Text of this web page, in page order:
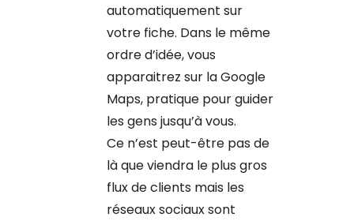
automatiquement sur
votre fiche. Dans le même
ordre d’idée, vous
apparaitrez sur la Google
Maps, pratique pour guider
les gens jusqu’à vous.
Ce n’est peut-être pas de
là que viendra le plus gros
flux de clients mais les
réseaux sociaux sont